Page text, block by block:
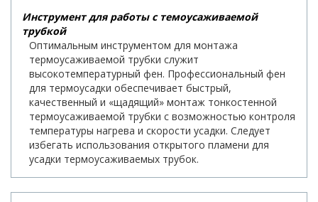
Инструмент для работы с темоусаживаемой
трубкой
Оптимальным инструментом для монтажа
термоусаживаемой трубки служит
высокотемпературный фен. Профессиональный фен
для термоусадки обеспечивает быстрый,
качественный и «щадящий» монтаж тонкостенной
термоусаживаемой трубки с возможностью контроля
температуры нагрева и скорости усадки. Следует
избегать использования открытого пламени для
усадки термоусаживаемых трубок.